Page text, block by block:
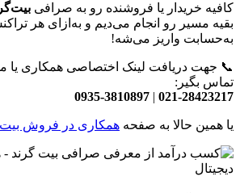
کافیه خریدار یا فروشنده رو به صرافی
بقیه مسیر رو انجام می‌دیم و به‌ازای هر
به‌حسابت واریز می‌شه!
📞 جهت دریافت لینک اختصاصی همکاری یا
تماس بگیر:
021-28423217
|
0935-3810897
یا همین حالا به صفحه همکاری در فروش